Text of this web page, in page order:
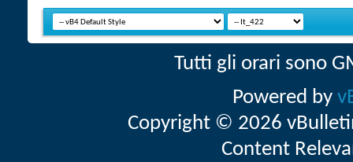
Tutti gli orari sono
Powered by
Copyright © 2026
Content